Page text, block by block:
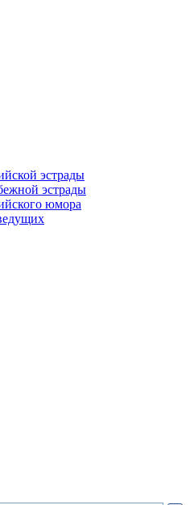
эстрады
эстрады
юмора